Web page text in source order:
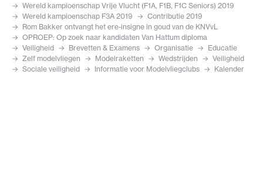
Wereld kampioenschap Vrije Vlucht (F1A, F1B, F1C Seniors) 2019
Wereld kampioenschap F3A 2019
Contributie 2019
Rom Bakker ontvangt het ere-insigne in goud van de KNVvL
OPROEP: Op zoek naar kandidaten Van Hattum diploma
Veiligheid
Brevetten & Examens Organisatie
Educatie
Zelf modelvliegen
Modelraketten Wedstrijden
Veiligheid
Sociale veiligheid
Informatie voor Modelvliegclubs Kalender